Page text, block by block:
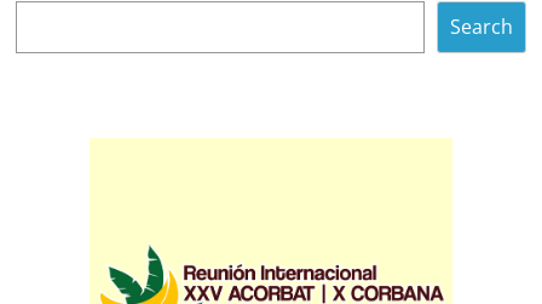
Search